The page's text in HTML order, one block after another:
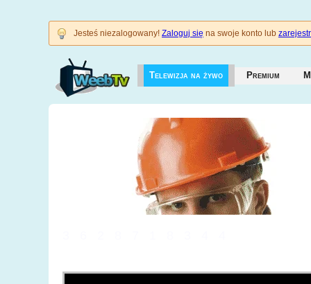
Jesteś niezalogowany! Zaloguj się na swoje konto lub
Telewizja na żywo Premium